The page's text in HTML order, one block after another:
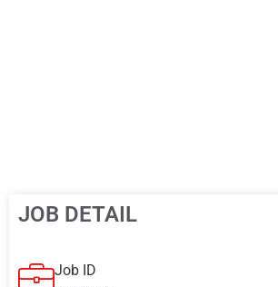
JOB DETAIL
Job ID